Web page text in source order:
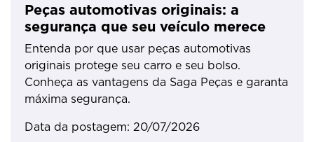
Peças automotivas originais: a
segurança que seu veículo merece
Entenda por que usar peças automotivas
originais protege seu carro e seu bolso.
Conheça as vantagens da Saga Peças e garanta
máxima segurança.
Data da postagem: 20/07/2026